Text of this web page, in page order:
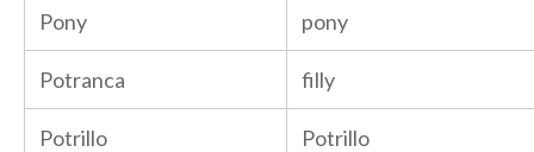
Pony pony
Potranca filly
Potrillo Potrillo